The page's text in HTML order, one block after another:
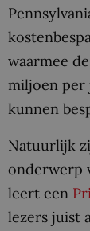
waarmee
miljoen per
kunnen
Natuurlijk
onderwerp
leert een
lezers juist